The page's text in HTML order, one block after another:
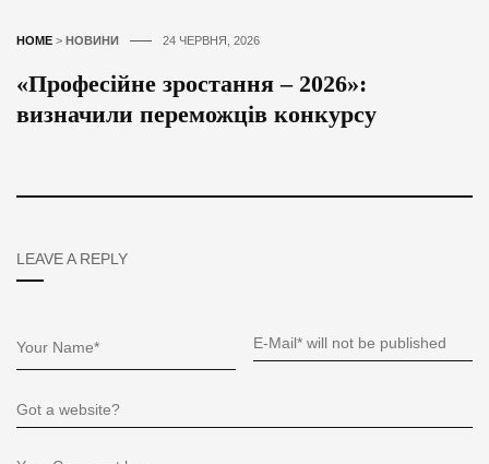
HOME > НОВИНИ 24 ЧЕРВНЯ, 2026
«Професійне зростання – 2026»:
визначили переможців конкурсу
LEAVE A REPLY